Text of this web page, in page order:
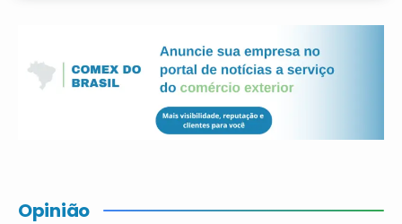
Opinião